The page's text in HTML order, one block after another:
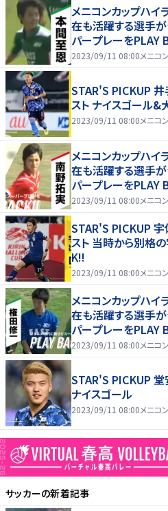
メニコンカップハ
在も活躍する選手
パープレーをPLAY
2023/09/11 08:00メニコ
STAR'S PICKUP
スト ナイスゴール&
2023/09/11 08:00メニコ
メニコンカップハ
在も活躍する選手
パープレーをPLAY
2023/09/11 08:00メニコ
STAR'S PICKUP
スト 当時から別格
K!!
2023/09/11 08:00メニコ
メニコンカップハ
在も活躍する選手
パープレーをPLAY
2023/09/11 08:00メニコ
STAR'S PICKUP
ナイスゴール
2023/09/11 08:00メニコ
サッカーの新着記事